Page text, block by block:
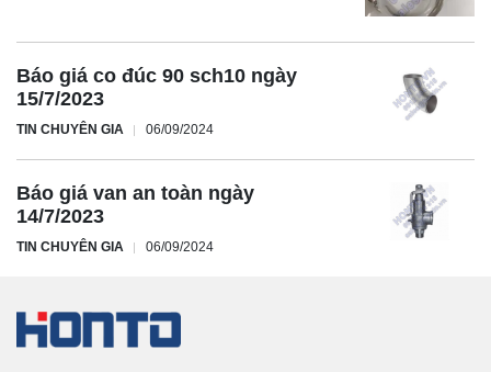
Báo giá co đúc 90 sch10 ngày
15/7/2023
TIN CHUYÊN GIA 06/09/2024
Báo giá van an toàn ngày
14/7/2023
TIN CHUYÊN GIA 06/09/2024